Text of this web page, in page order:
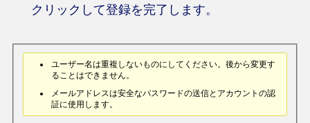
クリックして登録を完了します。
ユーザー名は重複しないものにしてください。後から変更す
ることはできません。
メールアドレスは安全なパスワードの送信とアカウントの認
証に使用します。